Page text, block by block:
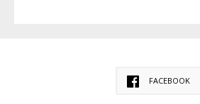
FACEBOOK